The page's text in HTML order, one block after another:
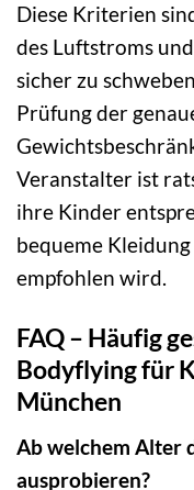
Diese Kriterien
des Luftstroms
sicher zu
Prüfung der
Veranstalter ist
ihre Kinder
bequeme
empfohlen wird.
FAQ – Häufig
Bodyflying für
München
Ab welchem Alter
ausprobieren?